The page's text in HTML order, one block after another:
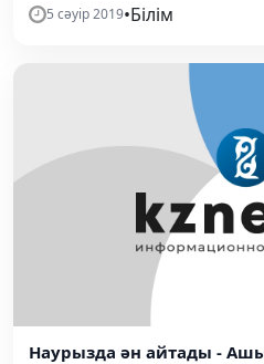
5 сәуір 2019•Білім
Наурызда ән айтады -